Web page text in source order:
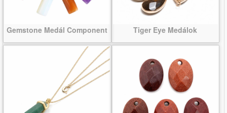
Gemstone Medál Component Tiger Eye Medálok